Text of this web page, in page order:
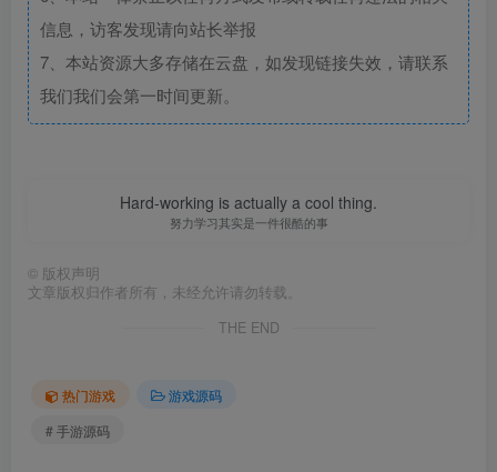
信息，访客发现请向站长举报
7、本站资源大多存储在云盘，如发现链接失效，请联系
我们我们会第一时间更新。
Hard-working is actually a cool thing.
努力学习其实是一件很酷的事
© 版权声明
文章版权归作者所有，未经允许请勿转载。
THE END
热门游戏
游戏源码
# 手游源码